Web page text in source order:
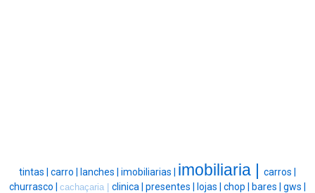
tintas | carro | lanches | imobiliarias | imobiliaria | carros |
churrasco | cachaçaria | clinica | presentes | lojas | chop | bares | gws |